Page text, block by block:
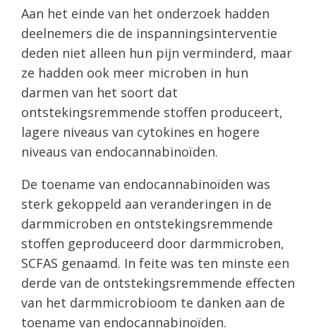
Aan het einde van het onderzoek hadden
deelnemers die de inspanningsinterventie
deden niet alleen hun pijn verminderd, maar
ze hadden ook meer microben in hun
darmen van het soort dat
ontstekingsremmende stoffen produceert,
lagere niveaus van cytokines en hogere
niveaus van endocannabinoïden.
De toename van endocannabinoïden was
sterk gekoppeld aan veranderingen in de
darmmicroben en ontstekingsremmende
stoffen geproduceerd door darmmicroben,
SCFAS genaamd. In feite was ten minste een
derde van de ontstekingsremmende effecten
van het darmmicrobioom te danken aan de
toename van endocannabinoïden.